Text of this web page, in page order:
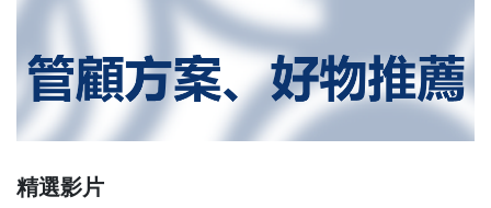
精選影片